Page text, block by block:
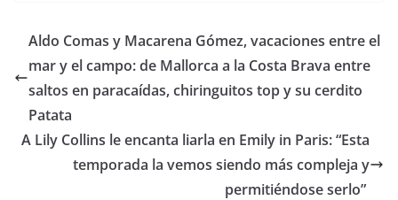
​Aldo Comas y Macarena Gómez, vacaciones entre el
mar y el campo: de Mallorca a la Costa Brava entre
saltos en paracaídas, chiringuitos top y su cerdito
Patata
​A Lily Collins le encanta liarla en Emily in Paris: “Esta
temporada la vemos siendo más compleja y
permitiéndose serlo”